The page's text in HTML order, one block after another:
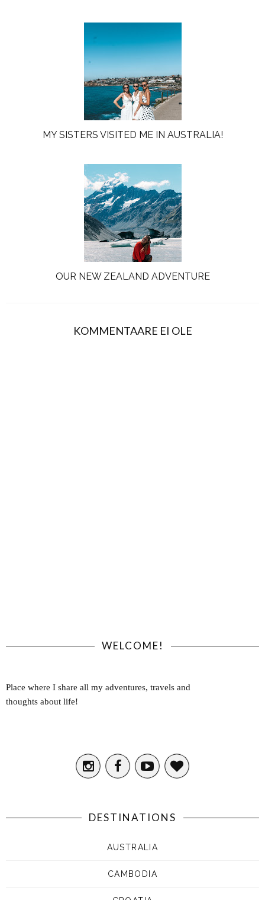
MY SISTERS VISITED ME IN AUSTRALIA!
OUR NEW ZEALAND ADVENTURE
KOMMENTAARE EI OLE
WELCOME!
Place where I share all my adventures, travels and
thoughts about life!
DESTINATIONS
AUSTRALIA
CAMBODIA